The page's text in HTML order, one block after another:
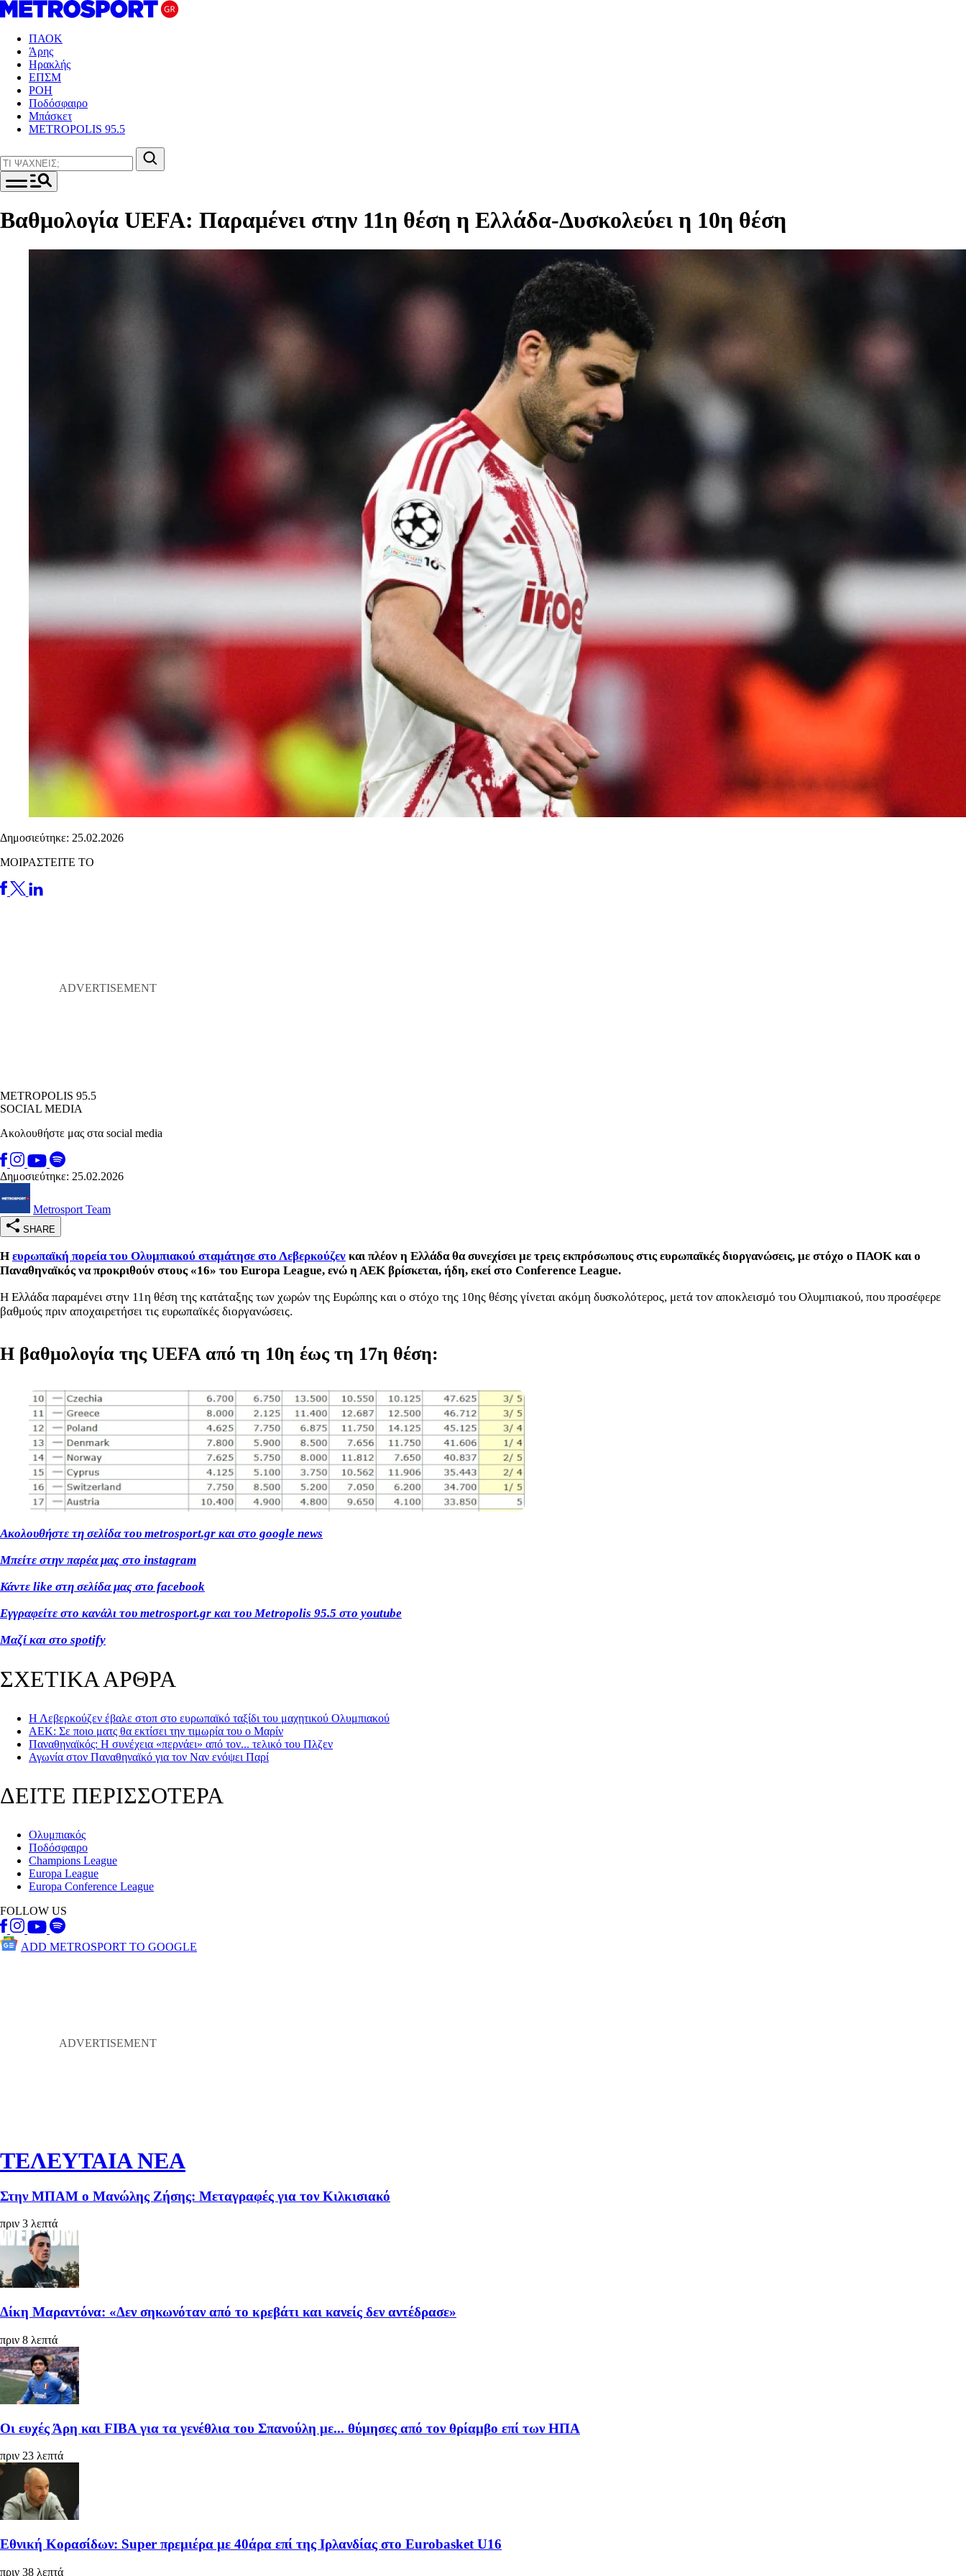
ΠΑΟΚ
Άρης
Ηρακλής
ΕΠΣΜ
ΡΟΗ
Ποδόσφαιρο
Μπάσκετ
METROPOLIS 95.5
Βαθμολογία UEFA: Παραμένει στην 11η θέση η Ελλάδα-Δυσκολεύει η 10η θέση
Δημοσιεύτηκε: 25.02.2026
ΜΟΙΡΑΣΤΕΙΤΕ ΤΟ
METROPOLIS 95.5
SOCIAL MEDIA
Ακολουθήστε μας στα social media
Δημοσιεύτηκε: 25.02.2026
Metrosport Team
SHARE
Η ευρωπαϊκή πορεία του Ολυμπιακού σταμάτησε στο Λεβερκούζεν και πλέον η Ελλάδα θα συνεχίσει με τρεις εκπρόσωπους στις ευρωπαϊκές διοργανώσεις, με στόχο ο ΠΑΟΚ και ο
Παναθηναϊκός να προκριθούν στους «16» του Europa League, ενώ η ΑΕΚ βρίσκεται, ήδη, εκεί στο Conference League.
Η Ελλάδα παραμένει στην 11η θέση της κατάταξης των χωρών της Ευρώπης και ο στόχο της 10ης θέσης γίνεται ακόμη δυσκολότερος, μετά τον αποκλεισμό του Ολυμπιακού, που προσέφερε
βαθμούς πριν αποχαιρετήσει τις ευρωπαϊκές διοργανώσεις.
Η βαθμολογία της UEFA από τη 10η έως τη 17η θέση:
Ακολουθήστε τη σελίδα του metrosport.gr και στο google news
Μπείτε στην παρέα μας στο instagram
Κάντε like στη σελίδα μας στο facebook
Εγγραφείτε στο κανάλι του metrosport.gr και του Metropolis 95.5 στο youtube
Μαζί και στο spotify
ΣΧΕΤΙΚΑ ΑΡΘΡΑ
Η Λεβερκούζεν έβαλε στοπ στο ευρωπαϊκό ταξίδι του μαχητικού Ολυμπιακού
ΑΕΚ: Σε ποιο ματς θα εκτίσει την τιμωρία του ο Μαρίν
Παναθηναϊκός: Η συνέχεια «περνάει» από τον... τελικό του Πλζεν
Αγωνία στον Παναθηναϊκό για τον Ναν ενόψει Παρί
ΔΕΙΤΕ ΠΕΡΙΣΣΟΤΕΡΑ
Ολυμπιακός
Ποδόσφαιρο
Champions League
Europa League
Europa Conference League
FOLLOW US
ADD METROSPORT TO GOOGLE
ΤΕΛΕΥΤΑΙΑ ΝΕΑ
Στην ΜΠΑΜ ο Μανώλης Ζήσης: Μεταγραφές για τον Κιλκισιακό
πριν 3 λεπτά
Δίκη Μαραντόνα: «Δεν σηκωνόταν από το κρεβάτι και κανείς δεν αντέδρασε»
πριν 8 λεπτά
Οι ευχές Άρη και FIBA για τα γενέθλια του Σπανούλη με... θύμησες από τον θρίαμβο επί των ΗΠΑ
πριν 23 λεπτά
Εθνική Κορασίδων: Super πρεμιέρα με 40άρα επί της Ιρλανδίας στο Eurobasket U16
πριν 38 λεπτά